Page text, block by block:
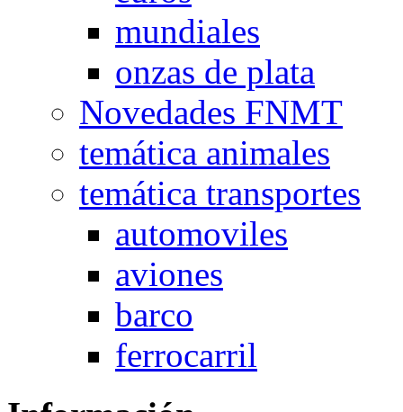
mundiales
onzas de plata
Novedades FNMT
temática animales
temática transportes
automoviles
aviones
barco
ferrocarril